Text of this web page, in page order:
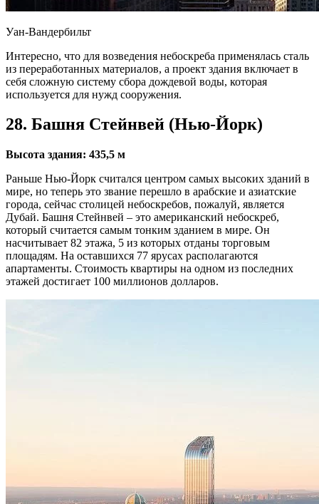
Уан-Вандербильт
Интересно, что для возведения небоскреба применялась сталь
из переработанных материалов, а проект здания включает в
себя сложную систему сбора дождевой воды, которая
используется для нужд сооружения.
28. Башня Стейнвей (Нью-Йорк)
Высота здания: 435,5 м
Раньше Нью-Йорк считался центром самых высоких зданий в
мире, но теперь это звание перешло в арабские и азиатские
города, сейчас столицей небоскребов, пожалуй, является
Дубай. Башня Стейнвей – это американский небоскреб,
который считается самым тонким зданием в мире. Он
насчитывает 82 этажа, 5 из которых отданы торговым
площадям. На оставшихся 77 ярусах располагаются
апартаменты. Стоимость квартиры на одном из последних
этажей достигает 100 миллионов долларов.